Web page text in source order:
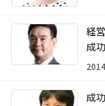
経
成
成